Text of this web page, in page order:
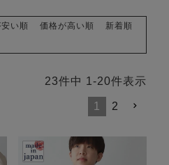
い順 価格が高い順
新着順
23件中 1-20件表示
1 2